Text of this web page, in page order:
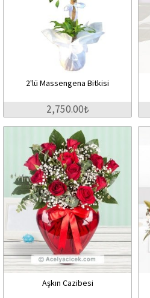
2'lü Massengena Bitkisi
2,750.00₺
Aşkın Cazibesi